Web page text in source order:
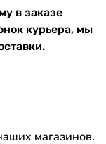
в заказе
курьера, мы
магазинов.